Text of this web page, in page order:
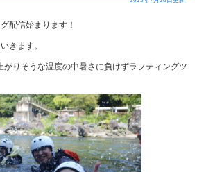
配信始まります！
きます。
がりそうな温度の中暑さに負けずラフティングツ